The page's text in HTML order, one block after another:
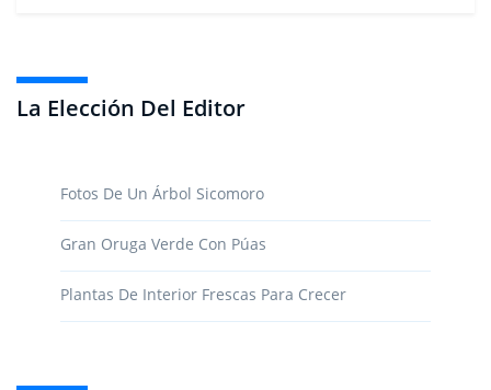
La Elección Del Editor
Fotos De Un Árbol Sicomoro
Gran Oruga Verde Con Púas
Plantas De Interior Frescas Para Crecer